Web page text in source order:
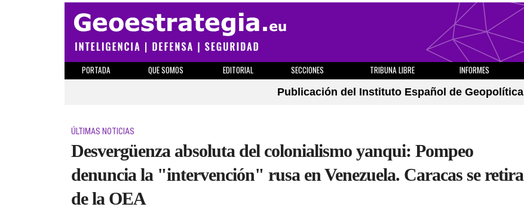
PORTADA QUE SOMOS EDITORIAL SECCIONES TRIBUNA LIBRE INFORMES
Publicación del Instituto Español de Geopolítica
ÚLTIMAS NOTICIAS
Desvergüenza absoluta del colonialismo yanqui: Pompeo
denuncia la "intervención" rusa en Venezuela. Caracas se retira
de la OEA